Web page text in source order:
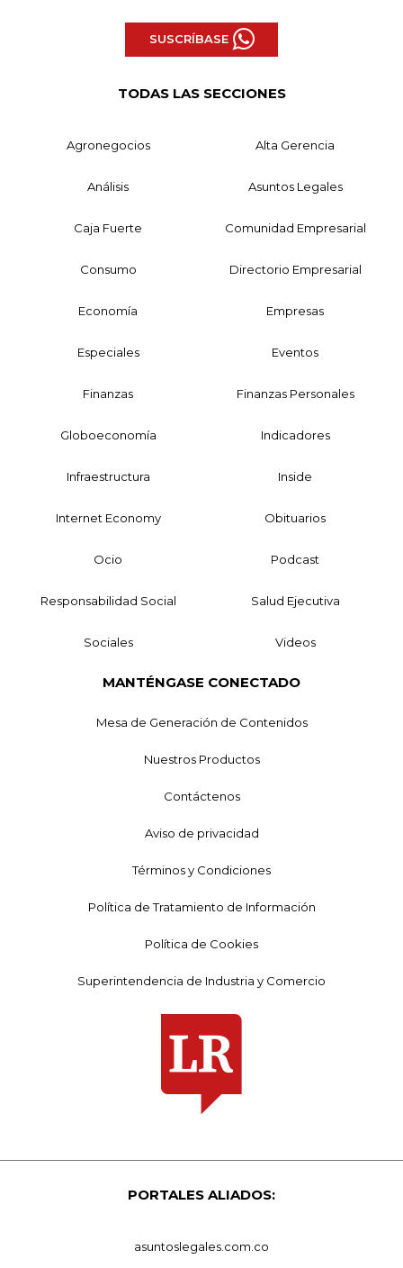
SUSCRÍBASE
TODAS LAS SECCIONES
Agronegocios Alta Gerencia
Análisis Asuntos Legales
Caja Fuerte Comunidad Empresarial
Consumo Directorio Empresarial
Economía Empresas
Especiales Eventos
Finanzas Finanzas Personales
Globoeconomía Indicadores
Infraestructura Inside
Internet Economy Obituarios
Ocio Podcast
Responsabilidad Social Salud Ejecutiva
Sociales Videos
MANTÉNGASE CONECTADO
Mesa de Generación de Contenidos
Nuestros Productos
Contáctenos
Aviso de privacidad
Términos y Condiciones
Política de Tratamiento de Información
Política de Cookies
Superintendencia de Industria y Comercio
PORTALES ALIADOS:
asuntoslegales.com.co